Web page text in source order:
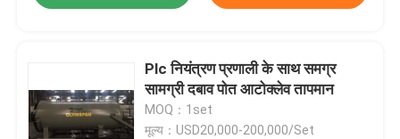
गुणवत्ता नियंत्रण
Plc नियंत्रण प्रणाली के साथ समग्र
सामग्री दबाव पोत आटोक्लेव तापमान
MOQ：1set
मूल्य：USD20,000-200,000/Set